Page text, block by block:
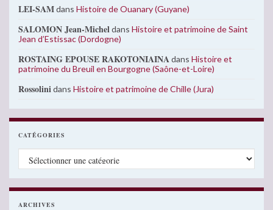
LEI-SAMdans Histoire de Ouanary (Guyane)
SALOMON Jean-Micheldans Histoire et patrimoine de Saint
Jean d’Estissac (Dordogne)
ROSTAING EPOUSE RAKOTONIAINAdans Histoire et
patrimoine du Breuil en Bourgogne (Saône-et-Loire)
Rossolinidans Histoire et patrimoine de Chille (Jura)
CATÉGORIES
Catégories
ARCHIVES